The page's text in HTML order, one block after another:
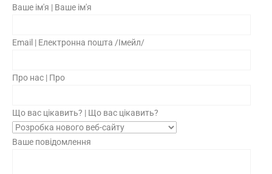
Ваше ім'я | Ваше ім'я
Email | Електронна пошта /Імейл/
Про нас | Про
Що вас цікавить? | Що вас цікавить?
Ваше повідомлення